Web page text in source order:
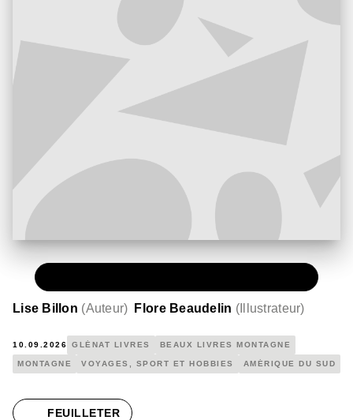
Lise Billon (Auteur) Flore Beaudelin ( Illustrateur)
10.09.2026 GLÉNAT LIVRES BEAUX LIVRES MONTAGNE
MONTAGNE VOYAGES, SPORT ET HOBBIES AMÉRIQUE DU SUD
FEUILLETER